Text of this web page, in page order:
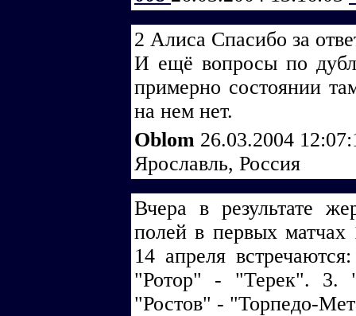
2 Алиса Спасибо за
И ещё вопросы по
примерно состоянии
на нем нет.
Oblom 26.03.2004
Ярославль, Россия
Вчера в результате
полей в первых
14 апреля
"Ротор" - "Терек".
"Ростов" - "Торпедо-